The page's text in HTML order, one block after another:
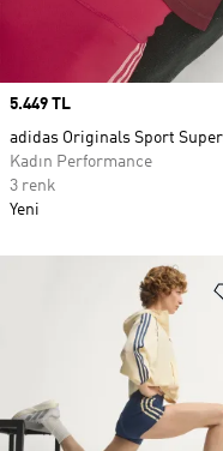
Price
5.449 TL
adidas Originals Sport
Kadın Performance
3 renk
Yeni